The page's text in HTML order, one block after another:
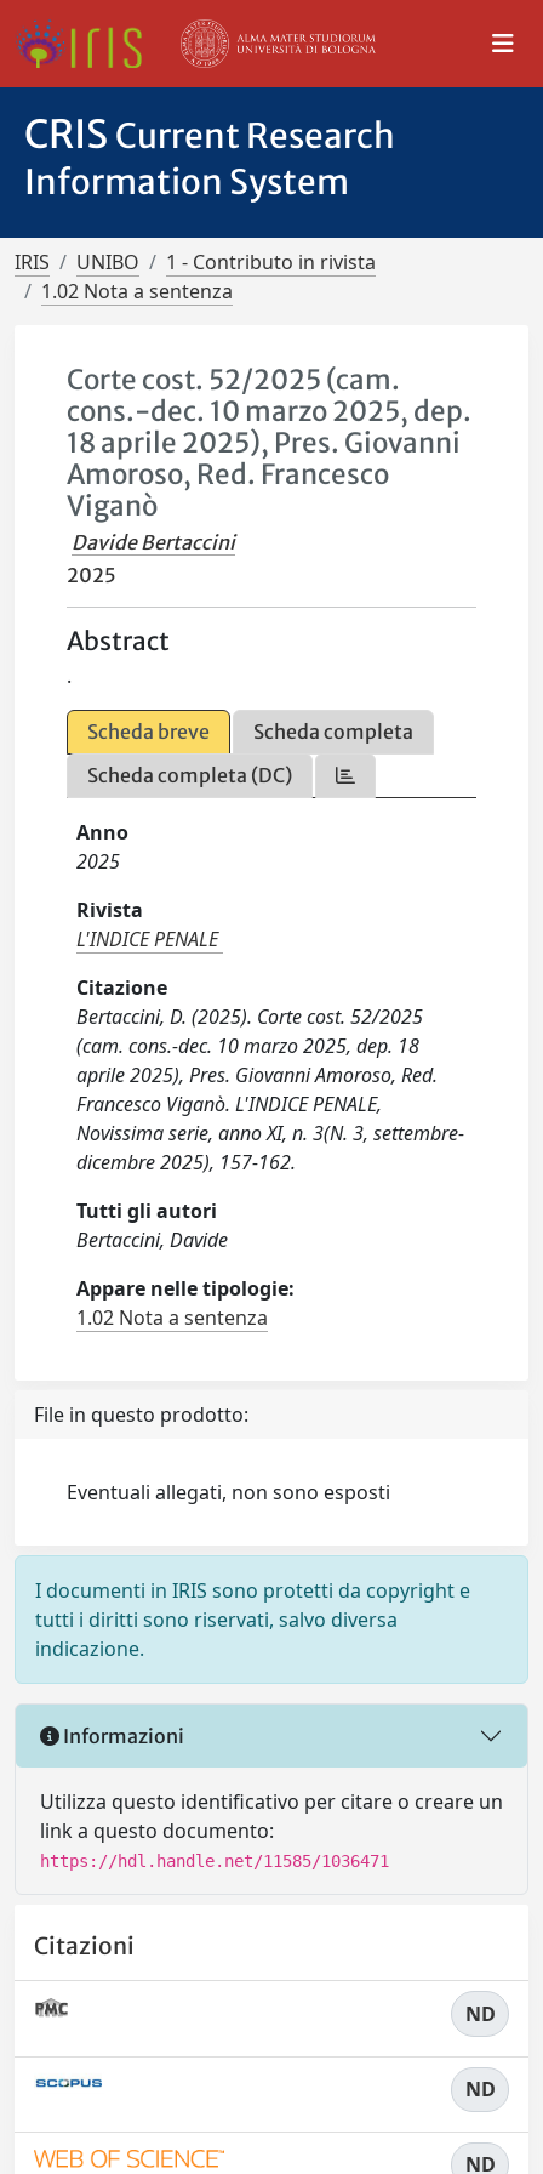
CRIS Current Research
Information System
IRIS UNIBO
1 - Contributo in rivista
1.02 Nota a sentenza
Corte cost. 52/2025 (cam.
cons.-dec. 10 marzo 2025, dep.
18 aprile 2025), Pres. Giovanni
Amoroso, Red. Francesco
Viganò
Davide Bertaccini
2025
Abstract
.
Scheda breve
Scheda completa
Scheda completa (DC)
Anno
2025
Rivista
L'INDICE PENALE
Citazione
Bertaccini, D. (2025). Corte cost. 52/2025
(cam. cons.-dec. 10 marzo 2025, dep. 18
aprile 2025), Pres. Giovanni Amoroso, Red.
Francesco Viganò. L'INDICE PENALE,
Novissima serie, anno XI, n. 3(N. 3, settembre-
dicembre 2025), 157-162.
Tutti gli autori
Bertaccini, Davide
Appare nelle tipologie:
1.02 Nota a sentenza
File in questo prodotto:
Eventuali allegati, non sono esposti
I documenti in IRIS sono protetti da copyright e
tutti i diritti sono riservati, salvo diversa
indicazione.
Informazioni
Utilizza questo identificativo per citare o creare un
link a questo documento:
https://hdl.handle.net/11585/1036471
Citazioni
ND
ND
ND